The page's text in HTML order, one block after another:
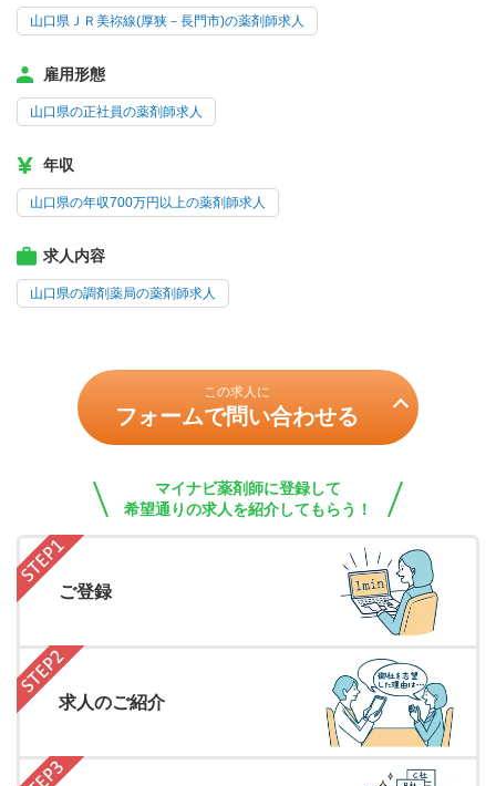
山口県ＪＲ美祢線(厚狭－長門市)の薬剤師求人
雇用形態
山口県の正社員の薬剤師求人
年収
山口県の年収700万円以上の薬剤師求人
求人内容
山口県の調剤薬局の薬剤師求人
この求人に
フォームで問い合わせる
マイナビ薬剤師に登録して
希望通りの求人を紹介してもらう！
ご登録
求人のご紹介